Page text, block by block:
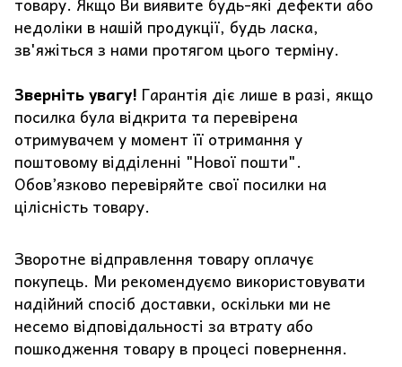
недоліки в нашій продукції, будь ласка,
зв'яжіться з нами протягом цього терміну.
Зверніть увагу! Гарантія діє лише в разі, якщо
посилка була відкрита та перевірена
отримувачем у момент її отримання у
поштовому відділенні "Нової пошти".
Обов’язково перевіряйте свої посилки на
цілісність товару.
Зворотне відправлення товару оплачує
покупець. Ми рекомендуємо використовувати
надійний спосіб доставки, оскільки ми не
несемо відповідальності за втрату або
пошкодження товару в процесі повернення.